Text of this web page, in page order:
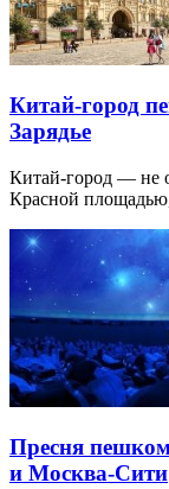
Китай-город
Зарядье
Китай-город — не
Красной
Пресня
и Москва-Сити